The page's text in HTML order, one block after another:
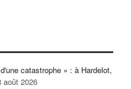
catastrophe » : à Hardelot,
août 2026